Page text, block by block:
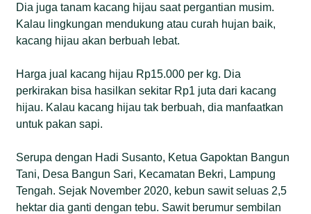
Dia juga tanam kacang hijau saat pergantian musim.
Kalau lingkungan mendukung atau curah hujan baik,
kacang hijau akan berbuah lebat.
Harga jual kacang hijau Rp15.000 per kg. Dia
perkirakan bisa hasilkan sekitar Rp1 juta dari kacang
hijau. Kalau kacang hijau tak berbuah, dia manfaatkan
untuk pakan sapi.
Serupa dengan Hadi Susanto, Ketua Gapoktan Bangun
Tani, Desa Bangun Sari, Kecamatan Bekri, Lampung
Tengah. Sejak November 2020, kebun sawit seluas 2,5
hektar dia ganti dengan tebu. Sawit berumur sembilan